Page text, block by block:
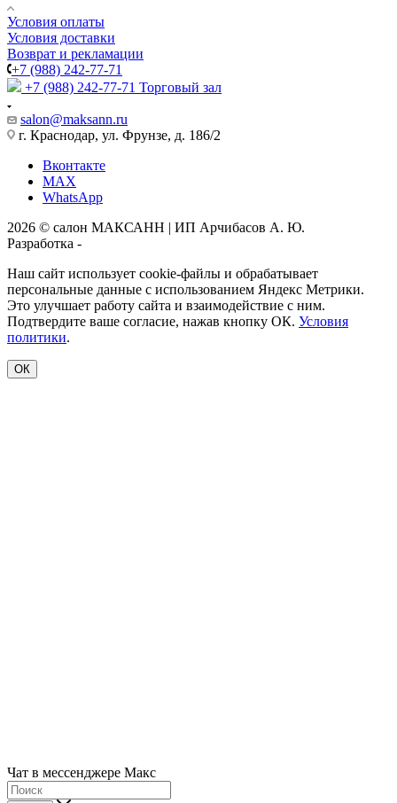
Условия оплаты
Условия доставки
Возврат и рекламации
+7 (988) 242-77-71
+7 (988) 242-77-71 Торговый зал
salon@maksann.ru
г. Краснодар, ул. Фрунзе, д. 186/2
Вконтакте
MAX
WhatsApp
2026 © салон МАКСАНН | ИП Арчибасов А. Ю.
Разработка -
Наш сайт использует cookie-файлы и обрабатывает
персональные данные с использованием Яндекс Метрики.
Это улучшает работу сайта и взаимодействие с ним.
Подтвердите ваше согласие, нажав кнопку ОК. Условия
политики.
ОК
Чат в мессенджере Макс